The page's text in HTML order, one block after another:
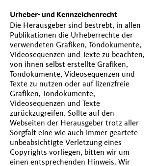
Urheber- und Kennzeichenrecht
Die Herausgeber sind bestrebt, in allen
Publikationen die Urheberrechte der
verwendeten Grafiken, Tondokumente,
Videosequenzen und Texte zu beachten,
von ihnen selbst erstellte Grafiken,
Tondokumente, Videosequenzen und
Texte zu nutzen oder auf lizenzfreie
Grafiken, Tondokumente,
Videosequenzen und Texte
zurückzugreifen. Sollte auf den
Webseiten der Herausgeber trotz aller
Sorgfalt eine wie auch immer geartete
unbeabsichtigte Verletzung eines
Copyrights vorliegen, bitten wir um
einen entsprechenden Hinweis. Wir